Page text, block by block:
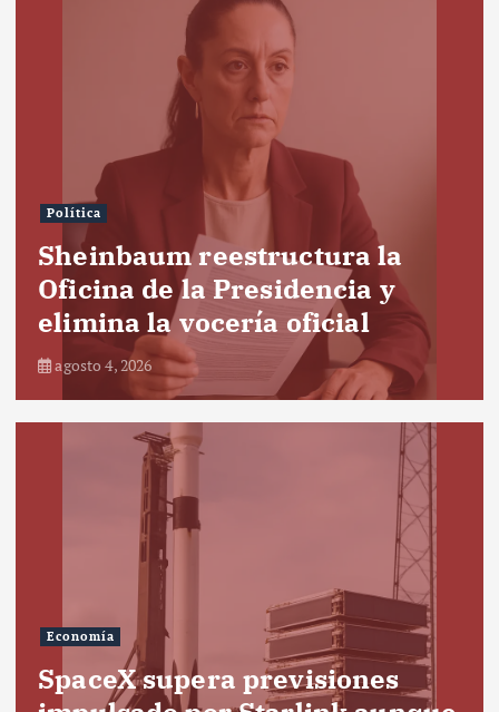
Política
Sheinbaum reestructura la
Oficina de la Presidencia y
elimina la vocería oficial
agosto 4, 2026
Economía
SpaceX supera previsiones